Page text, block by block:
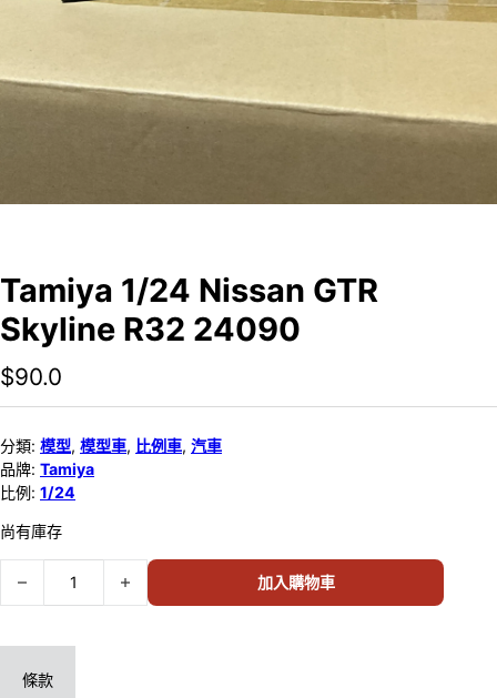
Tamiya 1/24 Nissan GTR
Skyline R32 24090
$90.0
分類: 模型, 模型車, 比例車, 汽車
品牌: Tamiya
比例: 1/24
尚有庫存
Tamiya 1/24 Nissan GTR Skyline R32 24090 數量
加入購物車
條款